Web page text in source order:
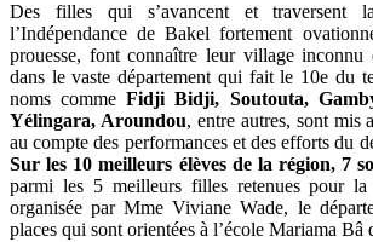
Des filles qui s’avancent et traversent
l’Indépendance de Bakel fortement
prouesse, font connaître leur village inconnu
dans le vaste département qui fait le 10e du
noms commeFidji Bidji, Soutouta,
Yélingara, Aroundou, entre autres, sont mis
au compte des performances et des efforts du
Sur les 10 meilleurs élèves de la région, 7
parmi les 5 meilleurs filles retenues pour la
organisée par Mme Viviane Wade, le
places qui sont orientées à l’école Mariama Bâ